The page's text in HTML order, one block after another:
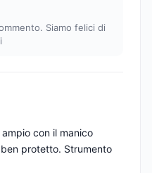
Siamo felici di
con il manico
protetto. Strumento